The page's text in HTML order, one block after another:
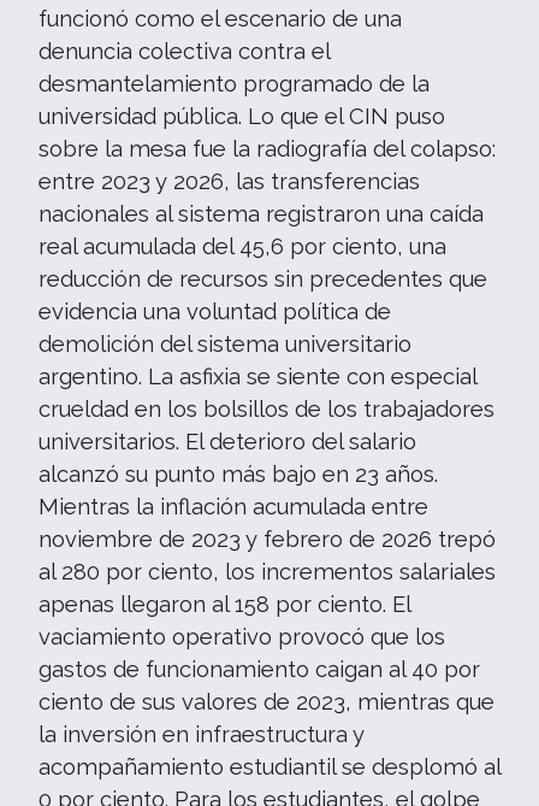
funcionó como el escenario de una
denuncia colectiva contra el
desmantelamiento programado de la
universidad pública. Lo que el CIN puso
sobre la mesa fue la radiografía del colapso:
entre 2023 y 2026, las transferencias
nacionales al sistema registraron una caída
real acumulada del 45,6 por ciento, una
reducción de recursos sin precedentes que
evidencia una voluntad política de
demolición del sistema universitario
argentino. La asfixia se siente con especial
crueldad en los bolsillos de los trabajadores
universitarios. El deterioro del salario
alcanzó su punto más bajo en 23 años.
Mientras la inflación acumulada entre
noviembre de 2023 y febrero de 2026 trepó
al 280 por ciento, los incrementos salariales
apenas llegaron al 158 por ciento. El
vaciamiento operativo provocó que los
gastos de funcionamiento caigan al 40 por
ciento de sus valores de 2023, mientras que
la inversión en infraestructura y
acompañamiento estudiantil se desplomó al
0 por ciento. Para los estudiantes, el golpe